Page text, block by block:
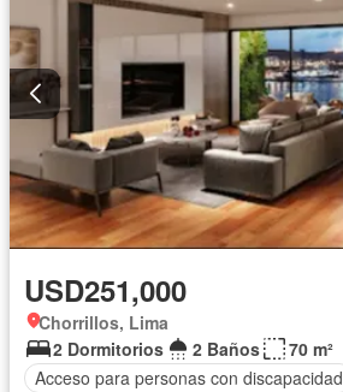
USD251,000
Chorrillos, Lima
2 Dormitorios
2 Baños
70 m²
Acceso para personas con discapacidad